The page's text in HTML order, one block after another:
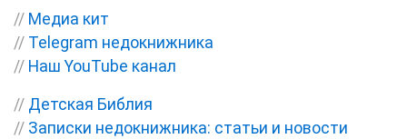
// Медиа кит
// Telegram недокнижника
// Наш YouTube канал
// Детская Библия
// Записки недокнижника: статьи и новости